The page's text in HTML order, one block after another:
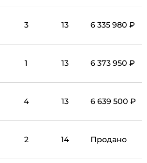
3 13 6 335 980 ₽
1 13 6 373 950 ₽
4 13 6 639 500 ₽
2 14 Продано